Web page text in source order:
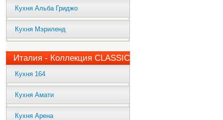
Кухня Альба Гриджо
Кухня Мэриленд
Италия - Коллекция CLASSIC
Кухня 164
Кухня Амати
Кухня Арена